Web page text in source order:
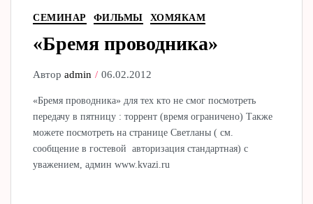
СЕМИНАР ФИЛЬМЫ ХОМЯКАМ
«Бремя проводника»
Авторadmin 06.02.2012
«Бремя проводника» для тех кто не смог посмотреть
передачу в пятницу : торрент (время ограничено) Также
можете посмотреть на странице Светланы ( см.
сообщение в гостевой авторизация стандартная) с
уважением, админ www.kvazi.ru